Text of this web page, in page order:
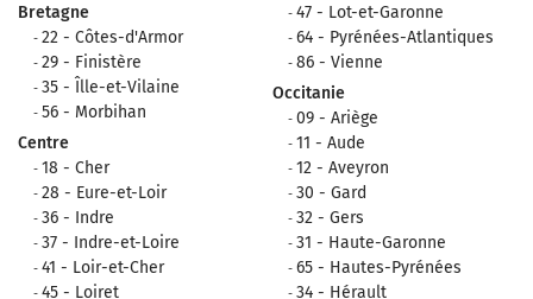
Bretagne
22 - Côtes-d'Armor
29 - Finistère
35 - Îlle-et-Vilaine
56 - Morbihan
Centre
18 - Cher
28 - Eure-et-Loir
36 - Indre
37 - Indre-et-Loire
41 - Loir-et-Cher
45 - Loiret
47 - Lot-et-Garonne
64 - Pyrénées-Atlantiques
86 - Vienne
Occitanie
09 - Ariège
11 - Aude
12 - Aveyron
30 - Gard
32 - Gers
31 - Haute-Garonne
65 - Hautes-Pyrénées
34 - Hérault